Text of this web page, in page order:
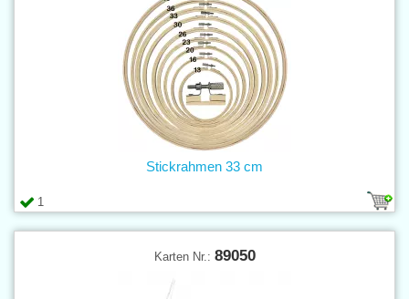
1
Stickrahmen 33 cm
Karten Nr.: 89050